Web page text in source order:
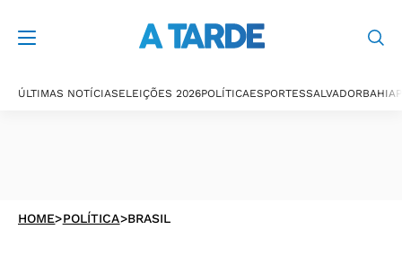
ÚLTIMAS NOTÍCIASELEIÇÕES 2026POLÍTICAESPORTESSALVADORBAHIA
HOME>POLÍTICA>BRASIL